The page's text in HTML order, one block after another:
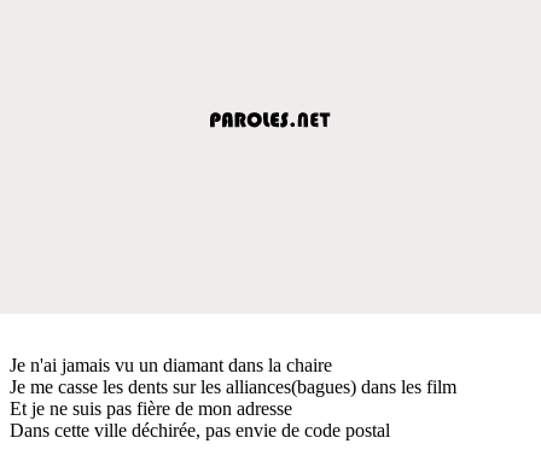
Je n'ai jamais vu un diamant dans la chaire
Je me casse les dents sur les alliances(bagues) dans les film
Et je ne suis pas fière de mon adresse
Dans cette ville déchirée, pas envie de code postal